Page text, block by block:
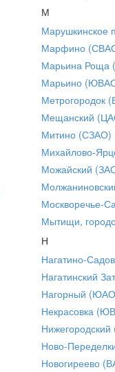
М
Марушкинское
Марфино
Марьина Роща
Марьино
Метрогородок
Мещанский
Митино (СЗАО)
Михайлово-
Можайский
Москворечье-
Мытищи,
Н
Нагатино-
Нагатинский
Нагорный
Некрасовка
Ново-
Новогиреево